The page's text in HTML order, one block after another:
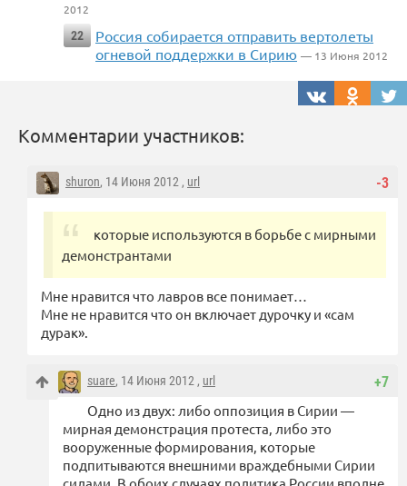
2012
22
Россия собирается отправить вертолеты
огневой поддержки в Сирию — 13 Июня 2012
Комментарии участников:
-3
shuron, 14 Июня 2012 , url
которые используются в борьбе с мирными
демонстрантами
Мне нравится что лавров все понимает…
Мне не нравится что он включает дурочку и «сам
дурак».
+7
suare, 14 Июня 2012 , url
Одно из двух: либо оппозиция в Сирии —
мирная демонстрация протеста, либо это
вооруженные формирования, которые
подпитываются внешними враждебными Сирии